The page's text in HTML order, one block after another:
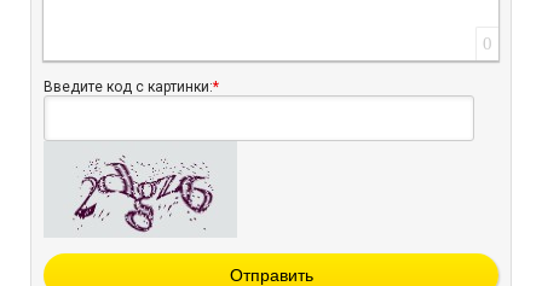
0
Введите код с картинки:*
Отправить